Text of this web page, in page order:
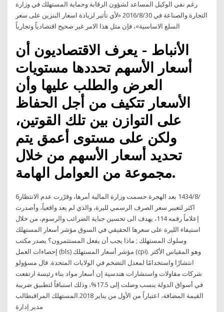
رغم نفي الوكيل المساعد لشؤون الرقابة وحماية المستهلك في وزارة
التجارة والصناعة في 2016/8/30 «لأي تأثير لزيادة اسعار البنزين على سعر
السلع الاساسية»، فإن مثل هذا الامر غير صحيح اقتصادياً وتجارياً
الأنباط - يعرف الاقتصاديون أن
أسعار الأسهم تحددها مستويات
العرض والطلب عليها وأن
الأسعار تتكيف من أجل الحفاظ
على التوازن بين تلك القوتين،
ولكن على مستوى أعمق يتم
تحديد أسعار الأسهم من خلال
مجموعة من العوامل الهامة.
6‏‏/8‏‏/1434 بعد الهجرة حسمت وزارة المالية أمرها، وقرّرت عدم الانتظار
اكثر لتغيير سعر الصرف الرسمي لليرة، والذي لم يعد واقعياً، وأصدرت
إعلاماً رقمه 114، يهدف الى تحسين جباية الضرائب والرسوم، من خلال
استيفاء الليرة على سعرها الحقيقي في السوق مؤشر أسعار المستهلك
وسلوك المستهلك ; ماذا يجب أن يفعل المستثمرون؟ يصدر مكتب
إحصاءات العمل (bls) مؤشر أسعار المستهلك (cpi). وهو المقياس الأكثر
انتشارًا واستخدامًا لمعدل التضخم في الولايات المتحدة. قال مسؤولو
شركات مقاولات واستشارات هندسية إن أسعار مواد بناء رئيسة ارتفعت
في أسواق الدولة بنسب وصلت إلى 17.5%، وذلك استباقاً لتطبيق ضريبة
القيمة المضافة، اعتباراً من الأول من يناير 2018.المستهلك المراقبطالب
مدير إدارة